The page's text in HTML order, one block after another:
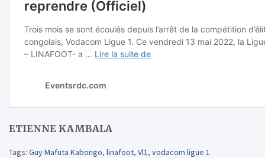
ETIENNE KAMBALA
Tags: Guy Mafuta Kabongo, linafoot, Vl1, vodacom ligue 1